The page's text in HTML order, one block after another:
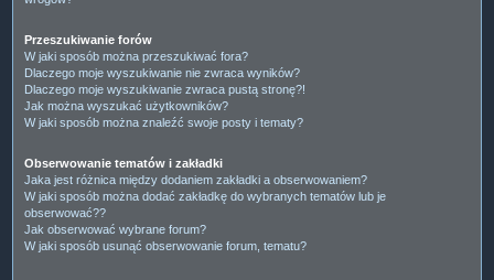
Przeszukiwanie forów
W jaki sposób można przeszukiwać fora?
Dlaczego moje wyszukiwanie nie zwraca wyników?
Dlaczego moje wyszukiwanie zwraca pustą stronę?!
Jak można wyszukać użytkowników?
W jaki sposób można znaleźć swoje posty i tematy?
Obserwowanie tematów i zakładki
Jaka jest różnica między dodaniem zakładki a obserwowaniem?
W jaki sposób można dodać zakładkę do wybranych tematów lub je
obserwować??
Jak obserwować wybrane forum?
W jaki sposób usunąć obserwowanie forum, tematu?